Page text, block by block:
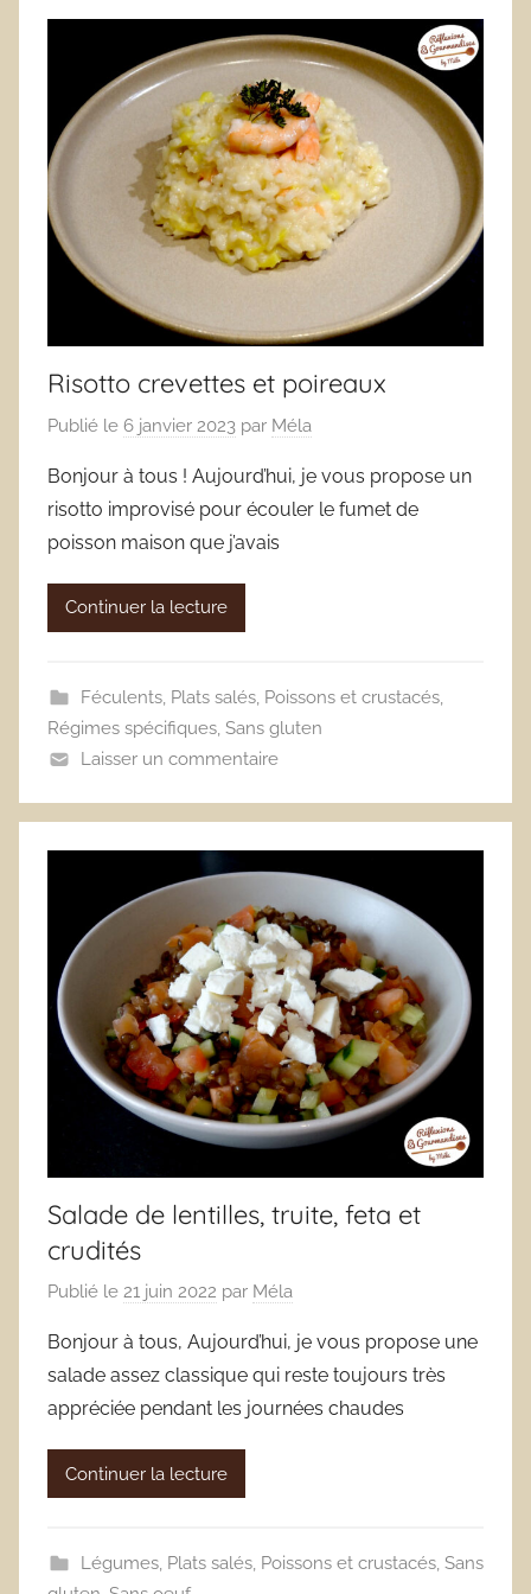
Risotto crevettes et poireaux
Publié le 6 janvier 2023 par Méla
Bonjour à tous ! Aujourd’hui, je vous propose un
risotto improvisé pour écouler le fumet de
poisson maison que j’avais
Continuer la lecture
Féculents, Plats salés, Poissons et crustacés,
Régimes spécifiques Sans gluten
Laisser un commentaire
Salade de lentilles, truite, feta et
crudités
Publié le 21 juin 2022 par Méla
Bonjour à tous, Aujourd’hui, je vous propose une
salade assez classique qui reste toujours très
appréciée pendant les journées chaudes
Continuer la lecture
Légumes, Plats salés, Poissons et crustacés, Sans